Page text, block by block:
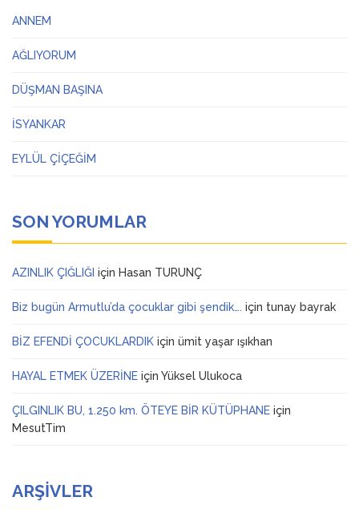
ANNEM
AĞLIYORUM
DÜŞMAN BAŞINA
İSYANKAR
EYLÜL ÇİÇEĞİM
SON YORUMLAR
AZINLIK ÇIĞLIĞI için Hasan TURUNÇ
Biz bugün Armutlu’da çocuklar gibi şendik…. için tunay bayrak
BİZ EFENDİ ÇOCUKLARDIK için ümit yaşar ışıkhan
HAYAL ETMEK ÜZERİNE için Yüksel Ulukoca
ÇILGINLIK BU, 1.250 km. ÖTEYE BİR KÜTÜPHANE için
MesutTim
ARŞIVLER